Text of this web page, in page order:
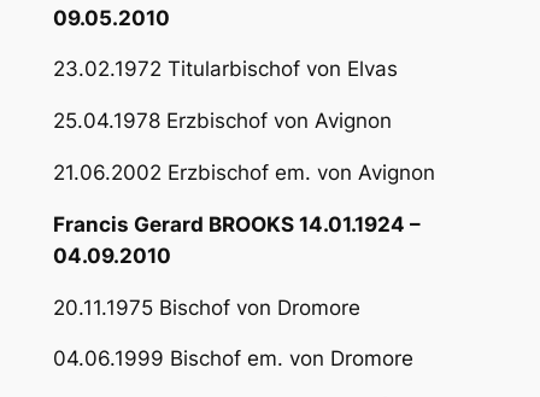
09.05.2010
23.02.1972 Titularbischof von Elvas
25.04.1978 Erzbischof von Avignon
21.06.2002 Erzbischof em. von Avignon
Francis Gerard BROOKS 14.01.1924 –
04.09.2010
20.11.1975 Bischof von Dromore
04.06.1999 Bischof em. von Dromore